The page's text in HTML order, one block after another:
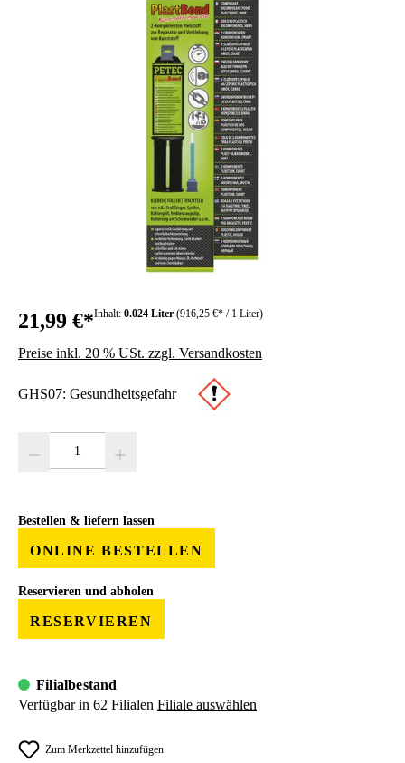
21,99 €*Inhalt: 0.024 Liter (916,25 €* / 1 Liter)
Preise inkl. 20 % USt. zzgl. Versandkosten
GHS07: Gesundheitsgefahr
Bestellen & liefern lassen
ONLINE BESTELLEN
Reservieren und abholen
RESERVIEREN
Filialbestand
Verfügbar in 62 Filialen Filiale auswählen
Zum Merkzettel hinzufügen